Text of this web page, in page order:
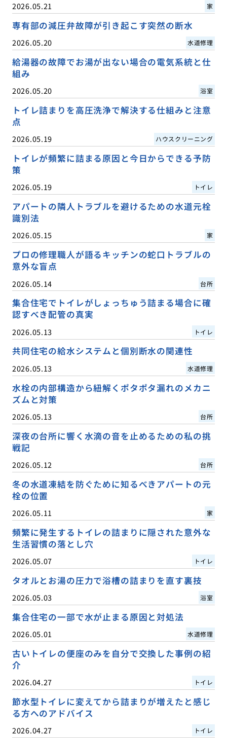
2026.05.21 家
専有部の減圧弁故障が引き起こす突然の断水
2026.05.20 水道修理
給湯器の故障でお湯が出ない場合の電気系統と仕
組み
2026.05.20 浴室
トイレ詰まりを高圧洗浄で解決する仕組みと注意
点
2026.05.19 ハウスクリーニング
トイレが頻繁に詰まる原因と今日からできる予防
策
2026.05.19 トイレ
アパートの隣人トラブルを避けるための水道元栓
識別法
2026.05.15 家
プロの修理職人が語るキッチンの蛇口トラブルの
意外な盲点
2026.05.14 台所
集合住宅でトイレがしょっちゅう詰まる場合に確
認すべき配管の真実
2026.05.13 トイレ
共同住宅の給水システムと個別断水の関連性
2026.05.13 水道修理
水栓の内部構造から紐解くポタポタ漏れのメカニ
ズムと対策
2026.05.13 台所
深夜の台所に響く水滴の音を止めるための私の挑
戦記
2026.05.12 台所
冬の水道凍結を防ぐために知るべきアパートの元
栓の位置
2026.05.11 家
頻繁に発生するトイレの詰まりに隠された意外な
生活習慣の落とし穴
2026.05.07 トイレ
タオルとお湯の圧力で浴槽の詰まりを直す裏技
2026.05.03 浴室
集合住宅の一部で水が止まる原因と対処法
2026.05.01 水道修理
古いトイレの便座のみを自分で交換した事例の紹
介
2026.04.27 トイレ
節水型トイレに変えてから詰まりが増えたと感じ
る方へのアドバイス
2026.04.27 トイレ